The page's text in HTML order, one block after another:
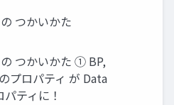
つかいかた
つかいかた ① BP,
プロパティ が Data
ティに！